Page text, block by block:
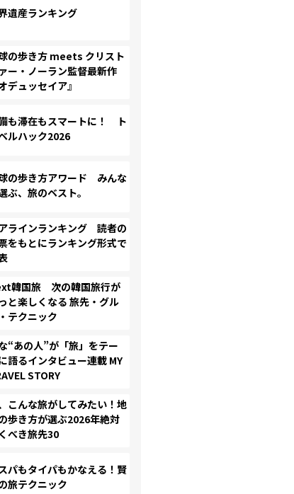
遺産ランキング
の歩き方 meets クリスト
ー・ノーラン監督最新作
デュッセイア』
も滞在もスマートに！ ト
ルハック2026
の歩き方アワード みんな
ぶ、旅のベスト。
ラインランキング 読者の
をもとにランキング形式で
韓国旅 次の韓国旅行が
と楽しくなる 旅先・グル
テクニック
“あの人”が「旅」をテー
語るインタビュー連載 MY
STORY
こんな旅がしてみたい！地
歩き方が選ぶ2026年絶対
べき旅先30
パもタイパもかなえる！賢
旅テクニック